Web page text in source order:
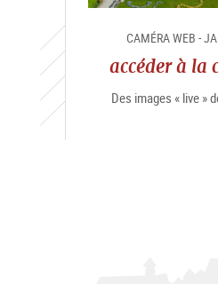
CAMÉRA WEB -
accéder à la
Des images « live »